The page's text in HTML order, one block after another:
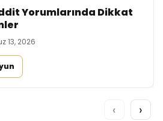
Yorumlarında Dikkat
13, 2026
‹ ›